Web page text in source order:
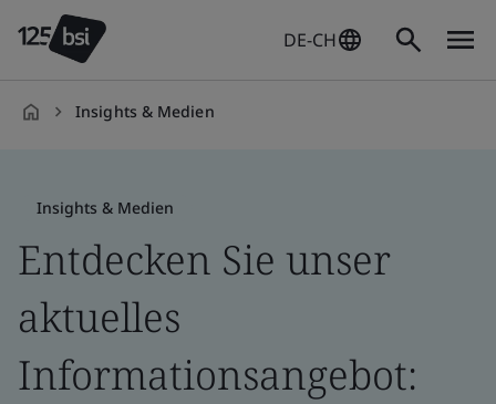
DE-CH
Insights & Medien
Insights & Medien
Entdecken Sie unser
aktuelles
Informationsangebot: